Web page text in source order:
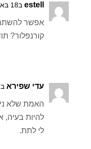
estell ב18 באפריל 2016 ב13:03
אפשר
קורנפלור?
עדי שפירא ב18 באפריל 2016 ב13:21
האמת שלא
להיות
לי לתת.